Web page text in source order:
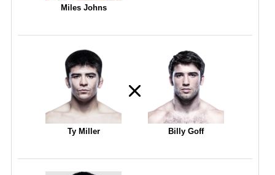
Miles Johns
Ty Miller Billy Goff